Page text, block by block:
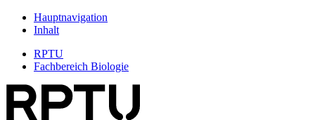
Hauptnavigation
Inhalt
RPTU
Fachbereich Biologie